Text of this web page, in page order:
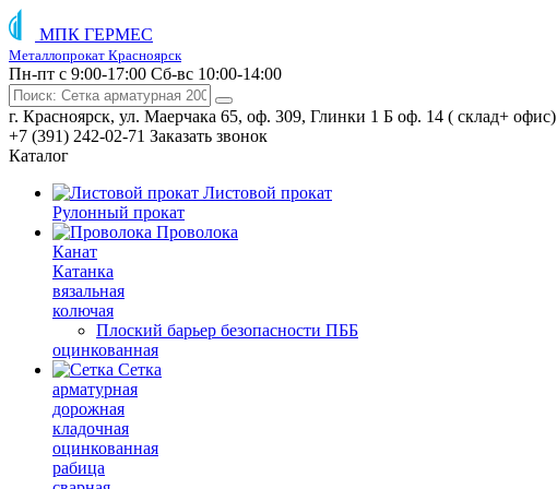
МПК ГЕРМЕС
Металлопрокат Красноярск
Пн-пт с 9:00-17:00 Сб-вс 10:00-14:00
г. Красноярск, ул. Маерчака 65, оф. 309, Глинки 1 Б оф. 14 ( склад+ офис)
+7 (391) 242-02-71 Заказать звонок
Каталог
Листовой прокат
Рулонный прокат
Проволока
Канат
Катанка
вязальная
колючая
Плоский барьер безопасности ПББ
оцинкованная
Сетка
арматурная
дорожная
кладочная
оцинкованная
рабица